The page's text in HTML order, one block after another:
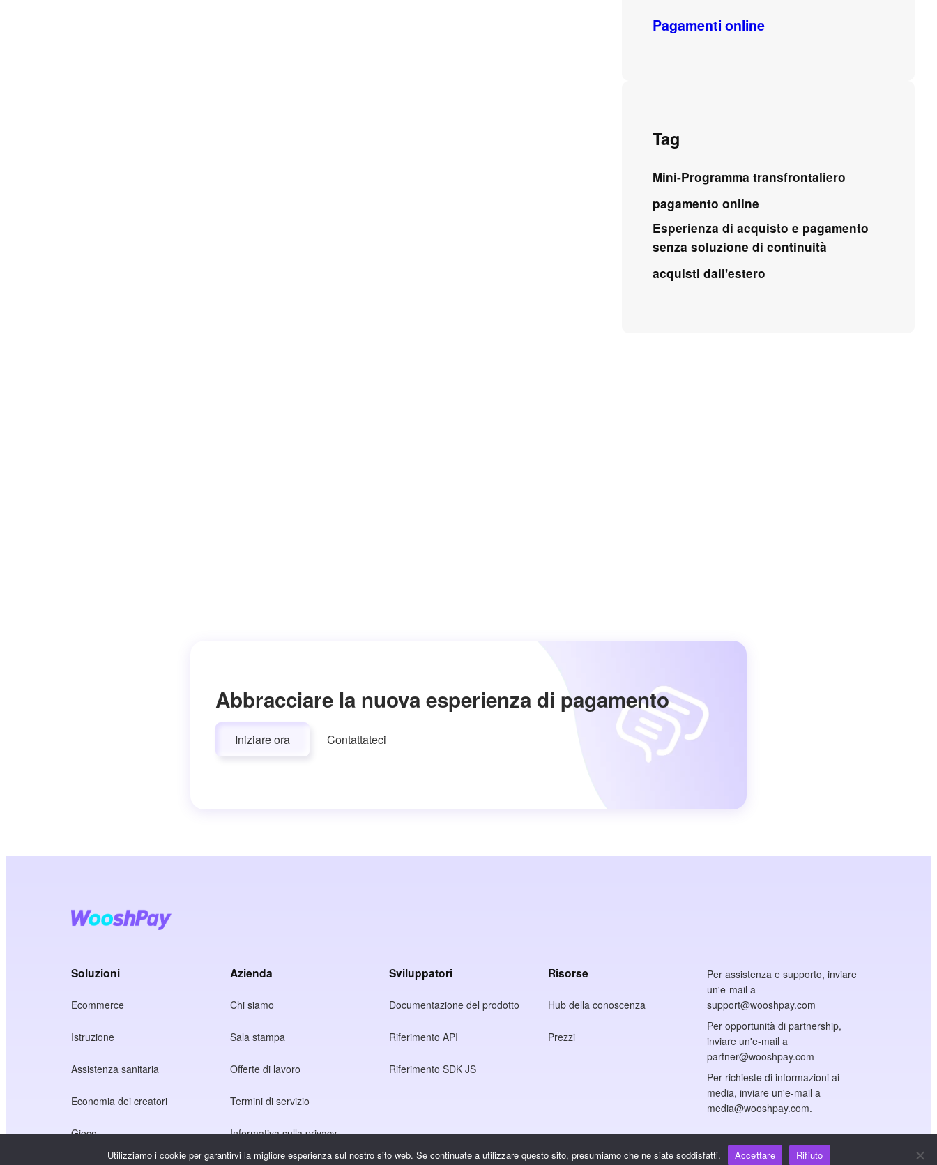
Pagamenti online
Tag
Mini-Programma transfrontaliero
pagamento online
Esperienza di acquisto e pagamento
senza soluzione di continuità
acquisti dall'estero
Abbracciare la nuova esperienza di pagamento
Iniziare ora Contattateci
Soluzioni
Ecommerce
Istruzione
Assistenza sanitaria
Economia dei creatori
Gioco
Azienda
Chi siamo
Sala stampa
Offerte di lavoro
Termini di servizio
Informativa sulla privacy
Sviluppatori
Documentazione del prodotto
Riferimento API
Riferimento SDK JS
Risorse
Hub della conoscenza
Prezzi
Per assistenza e supporto, inviare
un'e-mail a
support@wooshpay.com
Per opportunità di partnership,
inviare un'e-mail a
partner@wooshpay.com
Per richieste di informazioni ai
media, inviare un'e-mail a
media@wooshpay.com.
Utilizziamo i cookie per garantirvi la migliore esperienza sul nostro sito web. Se continuate a utilizzare questo sito, presumiamo che ne siate soddisfatti. Accettare Rifiuto